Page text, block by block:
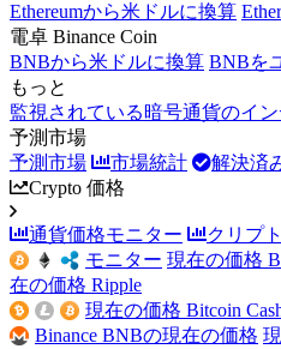
Ethereumから米ドルに換算
電卓 Binance Coin
BNBから米ドルに換算 BNBを
もっと
監視されている暗号通貨のイ
予測市場
予測市場
市場統計
解決済
Crypto 価格
通貨価格モニター クリプ
モニター 現在の価格
在の価格 Ripple
現在の価格 Bitcoin
Binance BNBの現在の価格